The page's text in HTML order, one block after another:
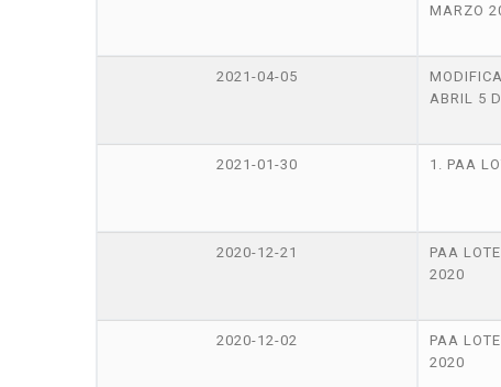
MARZO
2021-04-05
ABRIL 5
2021-01-30 1. PAA
2020-12-21
PAA
2020
2020-12-02
PAA
2020